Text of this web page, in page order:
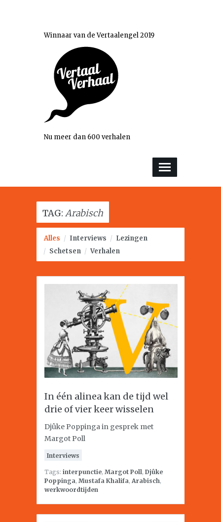
Winnaar van de Vertaalengel 2019
Nu meer dan 600 verhalen
TAG: Arabisch
Alles / Interviews / Lezingen
/ Schetsen / Verhalen
In één alinea kan de tijd wel
drie of vier keer wisselen
Djûke Poppinga in gesprek met
Margot Poll
Interviews
Tags: interpunctie, Margot Poll, Djûke
Poppinga, Mustafa Khalifa, Arabisch,
werkwoordtijden